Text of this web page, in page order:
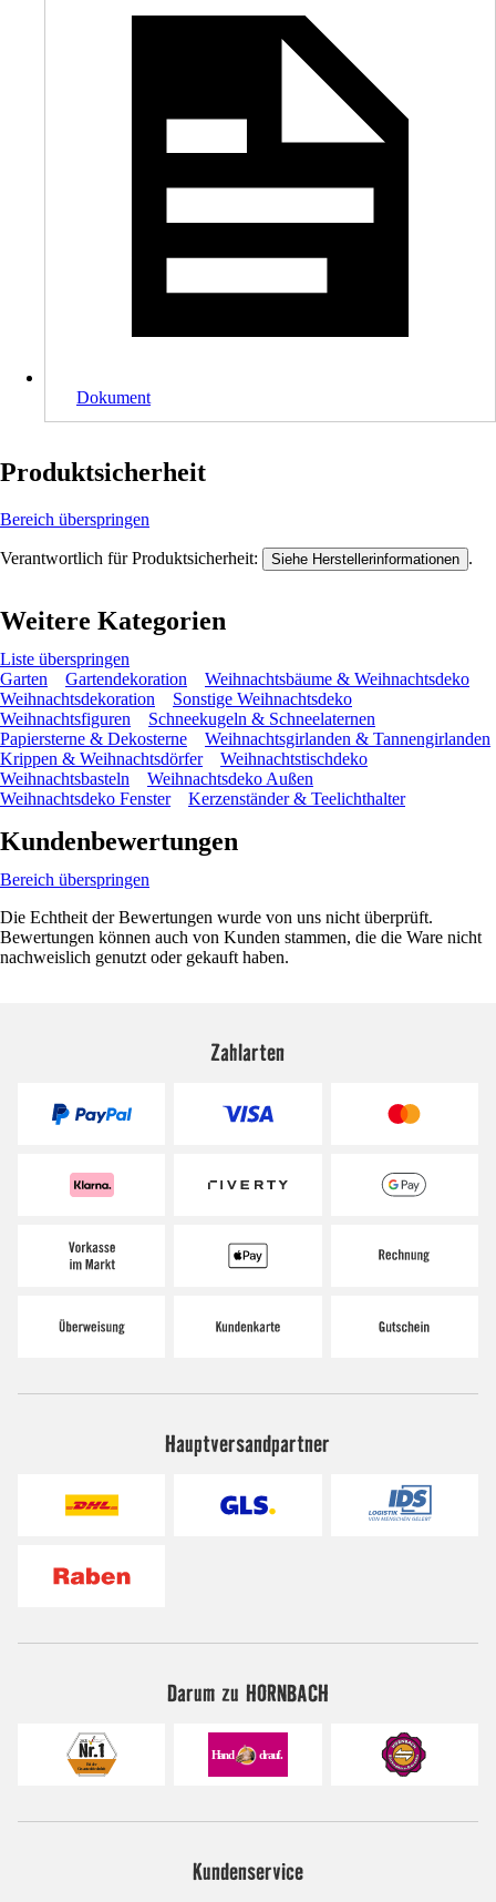
Dokument
Produktsicherheit
Bereich überspringen
Verantwortlich für Produktsicherheit: Siehe Herstellerinformationen .
Weitere Kategorien
Liste überspringen
Garten
Gartendekoration
Weihnachtsbäume & Weihnachtsdeko
Weihnachtsdekoration
Sonstige Weihnachtsdeko
Weihnachtsfiguren
Schneekugeln & Schneelaternen
Papiersterne & Dekosterne
Weihnachtsgirlanden & Tannengirlanden
Krippen & Weihnachtsdörfer
Weihnachtstischdeko
Weihnachtsbasteln
Weihnachtsdeko Außen
Weihnachtsdeko Fenster
Kerzenständer & Teelichthalter
Kundenbewertungen
Bereich überspringen
Die Echtheit der Bewertungen wurde von uns nicht überprüft.
Bewertungen können auch von Kunden stammen, die die Ware nicht
nachweislich genutzt oder gekauft haben.
Zahlarten
Hauptversandpartner
Darum zu HORNBACH
Kundenservice